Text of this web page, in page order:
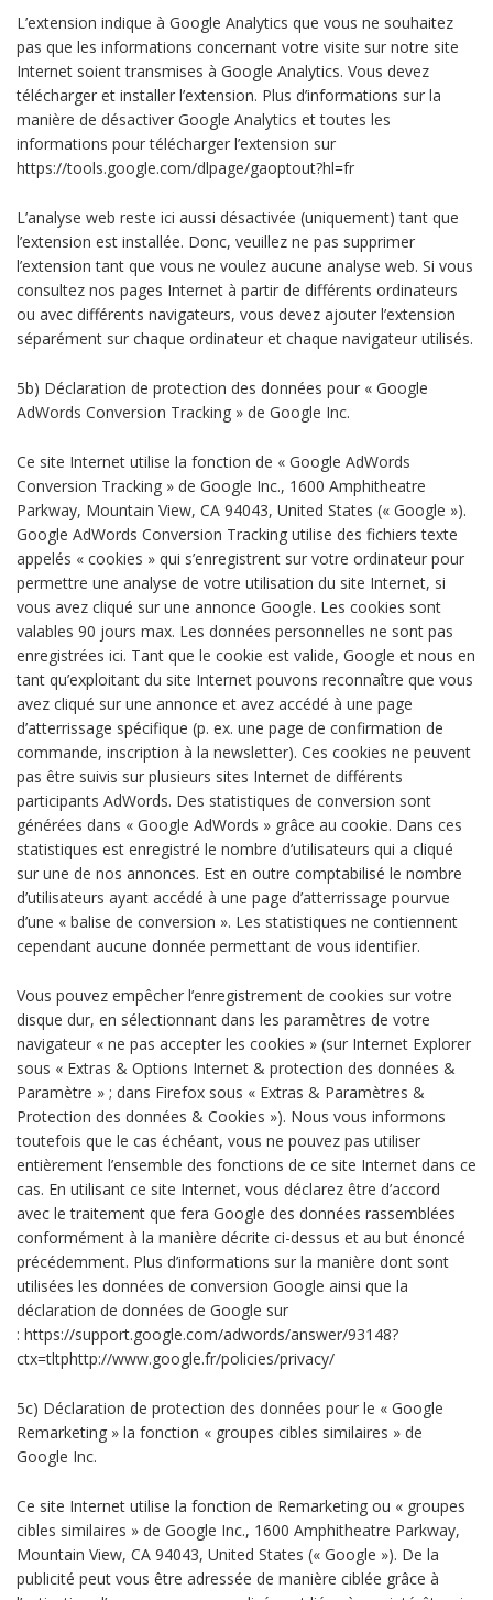
L’extension indique à Google Analytics que vous ne souhaitez
pas que les informations concernant votre visite sur notre site
Internet soient transmises à Google Analytics. Vous devez
télécharger et installer l’extension. Plus d’informations sur la
manière de désactiver Google Analytics et toutes les
informations pour télécharger l’extension sur
https://tools.google.com/dlpage/gaoptout?hl=fr
L’analyse web reste ici aussi désactivée (uniquement) tant que
l’extension est installée. Donc, veuillez ne pas supprimer
l’extension tant que vous ne voulez aucune analyse web. Si vous
consultez nos pages Internet à partir de différents ordinateurs
ou avec différents navigateurs, vous devez ajouter l’extension
séparément sur chaque ordinateur et chaque navigateur utilisés.
5b) Déclaration de protection des données pour « Google
AdWords Conversion Tracking » de Google Inc.
Ce site Internet utilise la fonction de « Google AdWords
Conversion Tracking » de Google Inc., 1600 Amphitheatre
Parkway, Mountain View, CA 94043, United States (« Google »).
Google AdWords Conversion Tracking utilise des fichiers texte
appelés « cookies » qui s’enregistrent sur votre ordinateur pour
permettre une analyse de votre utilisation du site Internet, si
vous avez cliqué sur une annonce Google. Les cookies sont
valables 90 jours max. Les données personnelles ne sont pas
enregistrées ici. Tant que le cookie est valide, Google et nous en
tant qu’exploitant du site Internet pouvons reconnaître que vous
avez cliqué sur une annonce et avez accédé à une page
d’atterrissage spécifique (p. ex. une page de confirmation de
commande, inscription à la newsletter). Ces cookies ne peuvent
pas être suivis sur plusieurs sites Internet de différents
participants AdWords. Des statistiques de conversion sont
générées dans « Google AdWords » grâce au cookie. Dans ces
statistiques est enregistré le nombre d’utilisateurs qui a cliqué
sur une de nos annonces. Est en outre comptabilisé le nombre
d’utilisateurs ayant accédé à une page d’atterrissage pourvue
d’une « balise de conversion ». Les statistiques ne contiennent
cependant aucune donnée permettant de vous identifier.
Vous pouvez empêcher l’enregistrement de cookies sur votre
disque dur, en sélectionnant dans les paramètres de votre
navigateur « ne pas accepter les cookies » (sur Internet Explorer
sous « Extras & Options Internet & protection des données &
Paramètre » ; dans Firefox sous « Extras & Paramètres &
Protection des données & Cookies »). Nous vous informons
toutefois que le cas échéant, vous ne pouvez pas utiliser
entièrement l’ensemble des fonctions de ce site Internet dans ce
cas. En utilisant ce site Internet, vous déclarez être d’accord
avec le traitement que fera Google des données rassemblées
conformément à la manière décrite ci-dessus et au but énoncé
précédemment. Plus d’informations sur la manière dont sont
utilisées les données de conversion Google ainsi que la
déclaration de données de Google sur
: https://support.google.com/adwords/answer/93148?
ctx=tltphttp://www.google.fr/policies/privacy/
5c) Déclaration de protection des données pour le « Google
Remarketing » la fonction « groupes cibles similaires » de
Google Inc.
Ce site Internet utilise la fonction de Remarketing ou « groupes
cibles similaires » de Google Inc., 1600 Amphitheatre Parkway,
Mountain View, CA 94043, United States (« Google »). De la
publicité peut vous être adressée de manière ciblée grâce à